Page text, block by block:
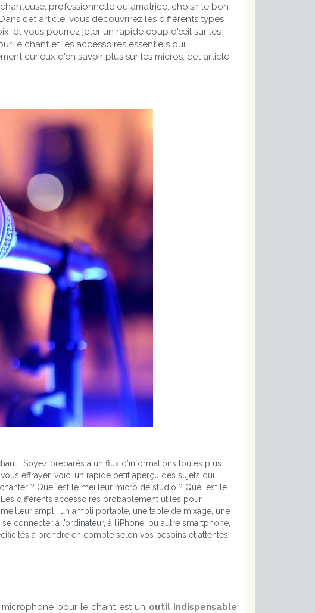
professionnelle ou amatrice, choisir le bon
cet article, vous découvrirez les différents types
et vous pourrez jeter un rapide coup d'œil sur les
le chant et les accessoires essentiels qui
curieux d'en savoir plus sur les micros, cet article
! Soyez préparés à un flux d’informations toutes plus
effrayer, voici un rapide petit aperçu des sujets qui
? Quel est le meilleur micro de studio ? Quel est le
différents accessoires probablement utiles pour
ampli, un ampli portable, une table de mixage, une
à l’ordinateur, à l’iPhone, ou autre smartphone,
à prendre en compte selon vos besoins et attentes
pour le chant est un outil indispensable